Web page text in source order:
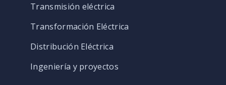
Transmisión eléctrica
Transformación Eléctrica
Distribución Eléctrica
Ingeniería y proyectos